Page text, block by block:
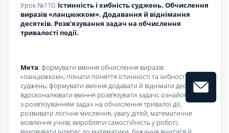
Урок №110. Істинність і хибність суджень. Обчислення
виразів «ланцюжком». Додавання й віднімання
десятків. Розв’язування задач на обчислення
тривалості події.
Мета: формувати вміння обчислення виразів
«ланцюжком»; пізнати поняття істинності та хибності
суджень; формувати вміння додавати й віднімати десятки;
вдосконалювати вміння розв’язувати задачі; ознайомитись
з розв’язуванням задач на обчислення тривалої дії;
розвивати логічне мислення, увагу дітей; математичне
мовлення учнів; виробляти самостійність у роботі;